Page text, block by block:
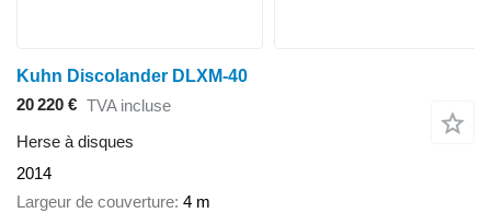
Kuhn Discolander DLXM-40
20 220 € TVA incluse
Herse à disques
2014
Largeur de couverture 4 m